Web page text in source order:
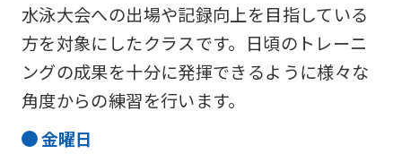
水泳大会への出場や記録向上を目指している
方を対象にしたクラスです。日頃のトレーニ
ングの成果を十分に発揮できるように様々な
角度からの練習を行います。
金曜日